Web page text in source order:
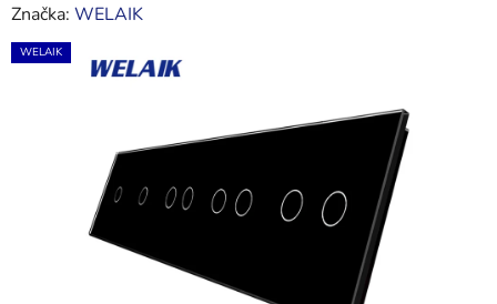
hodnocení
produktu
Značka: WELAIK
WELAIK